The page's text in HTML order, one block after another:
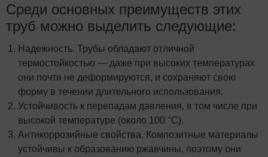
Среди основных преимуществ этих
труб можно выделить следующие:
Надежность. Трубы обладают отличной
термостойкостью — даже при высоких температурах
они почти не деформируются, и сохраняют свою
форму в течении длительного использования.
Устойчивость к перепадам давления, в том числе при
высокой температуре (около 100 °C).
Антикоррозийные свойства. Композитные материалы
устойчивы к образованию ржавчины, поэтому они